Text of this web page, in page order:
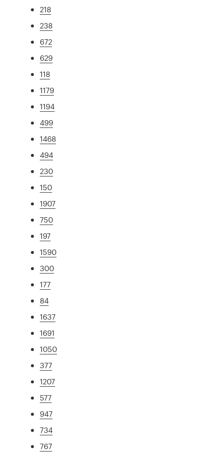
218
238
672
629
118
1179
1194
499
1468
494
230
150
1907
750
197
1590
300
177
84
1637
1691
1050
377
1207
577
947
734
767